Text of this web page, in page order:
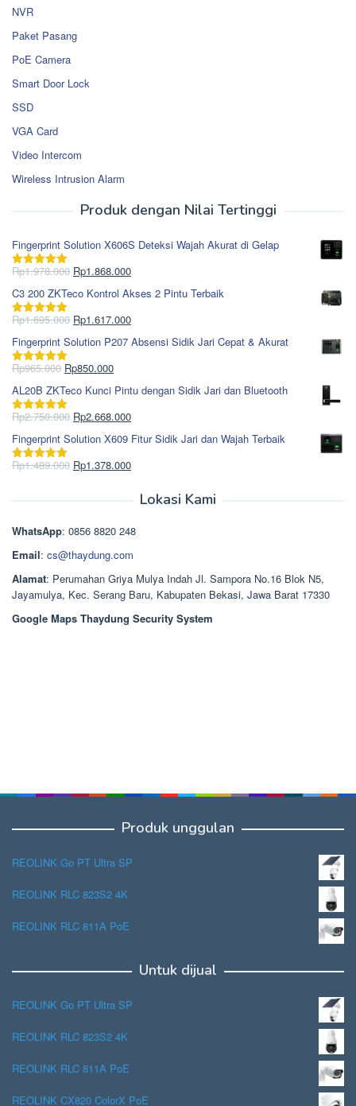
NVR
Paket Pasang
PoE Camera
Smart Door Lock
SSD
VGA Card
Video Intercom
Wireless Intrusion Alarm
Produk dengan Nilai Tertinggi
Fingerprint Solution X606S Deteksi Wajah Akurat di Gelap
Dinilai5.00
Rp1.978.000 Harga
aslinya
adalah:
Rp1.978.000.
Rp1.868.000Harga
saat
ini
adalah:
C3 200 ZKTeco Kontrol Akses 2 Pintu Terbaik
Dinilai5.00
Rp1.695.000 Harga
aslinya
adalah:
Rp1.695.000.
Rp1.617.000Harga
saat
ini
Fingerprint Solution P207 Absensi Sidik Jari Cepat & Akurat
Dinilai5.00
Rp965.000 Harga
aslinya
adalah:
Rp965.000.
Rp850.000Harga
saat
ini
adalah:
AL20B ZKTeco Kunci Pintu dengan Sidik Jari dan Bluetooth
Dinilai5.00
Rp2.750.000 Harga
aslinya
adalah:
Rp2.750.000.
Rp2.668.000Harga
saat
ini
adalah:
Fingerprint Solution X609 Fitur Sidik Jari dan Wajah Terbaik
Dinilai5.00
Rp1.489.000 Harga
Rp1.378.000Harga
Rp1.378.000.
Lokasi Kami
WhatsApp: 0856 8820 248
Email: cs@thaydung.com
Alamat: Perumahan Griya Mulya Indah Jl. Sampora No.16 Blok N5,
Jayamulya, Kec. Serang Baru, Kabupaten Bekasi, Jawa Barat 17330
Google Maps Thaydung Security System
Produk unggulan
REOLINK Go PT Ultra SP
REOLINK RLC 823S2 4K
REOLINK RLC 811A PoE
Untuk dijual
REOLINK Go PT Ultra SP
REOLINK RLC 823S2 4K
REOLINK RLC 811A PoE
REOLINK CX820 ColorX PoE